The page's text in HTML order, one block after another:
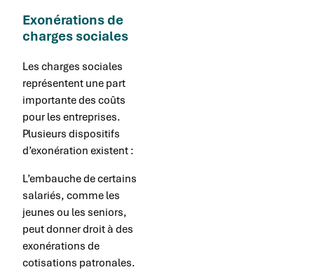
Exonérations de
charges sociales
Les charges sociales
représentent une part
importante des coûts
pour les entreprises.
Plusieurs dispositifs
d’exonération existent :
L’embauche de certains
salariés, comme les
jeunes ou les seniors,
peut donner droit à des
exonérations de
cotisations patronales.